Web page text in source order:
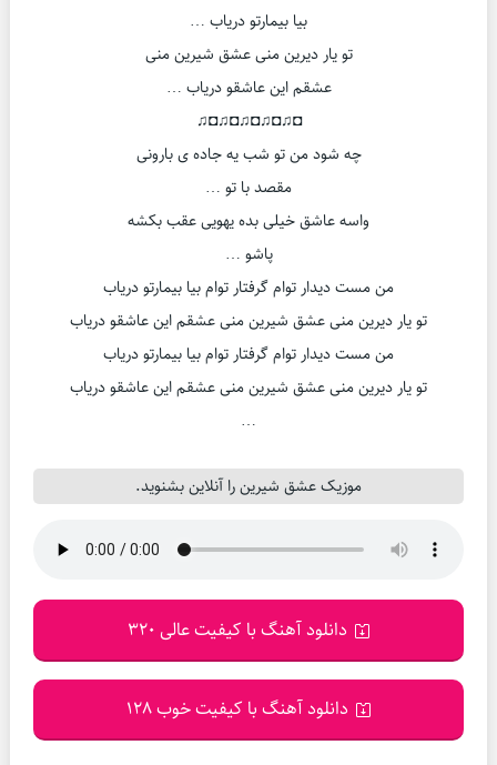
بیا بیمارتو دریاب …
تو یار دیرین منی عشق شیرین منی
عشقم این عاشقو دریاب …
◘♫◘♫◘♫◘♫◘♫
چه شود من تو شب یه جاده ی بارونی
مقصد با تو …
واسه عاشق خیلی بده یهویی عقب بکشه
پاشو …
من مست دیدار توام گرفتار توام بیا بیمارتو دریاب
تو یار دیرین منی عشق شیرین منی عشقم این عاشقو دریاب
من مست دیدار توام گرفتار توام بیا بیمارتو دریاب
تو یار دیرین منی عشق شیرین منی عشقم این عاشقو دریاب
…
موزیک عشق شیرین را آنلاین بشنوید.
دانلود آهنگ با کیفیت عالی 320
دانلود آهنگ با کیفیت خوب 128